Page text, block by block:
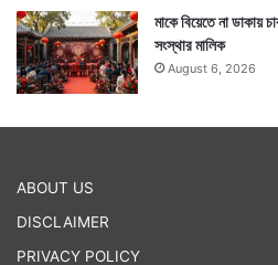
মাকে বিয়েতে না ডাকায়
সংস্থার মালিক
August 6, 2026
ABOUT US
DISCLAIMER
PRIVACY POLICY